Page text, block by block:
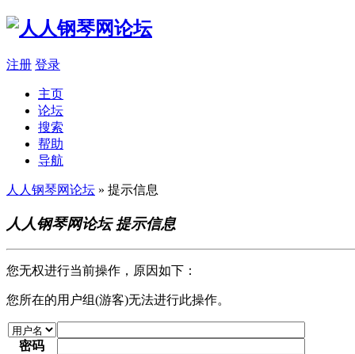
注册 登录
主页
论坛
搜索
帮助
导航
人人钢琴网论坛 » 提示信息
人人钢琴网论坛 提示信息
您无权进行当前操作，原因如下：
您所在的用户组(游客)无法进行此操作。
密码